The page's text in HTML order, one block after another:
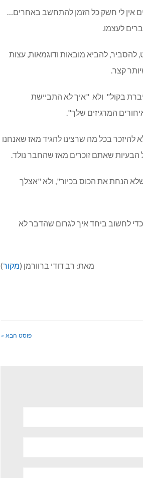
אין לי חשק כל הזמן להתחשב באחרים…
לעצמו.
להביא מובאות ודוגמאות, עצות
קצר.
בקול" ולא "איך לא התביישת
המרגיזים שלך".
בכל מה שרצינו להגיד מאז שאנחנו
שאתם זוכרים מאז שהחבר נולד.
הנחת את הכוס בכיור", ולא "אצלך
לחשוב ביחד איך לגרום שהדבר לא
מאת: רב דודי ברוורמן (מקור)
פוסט הבא »